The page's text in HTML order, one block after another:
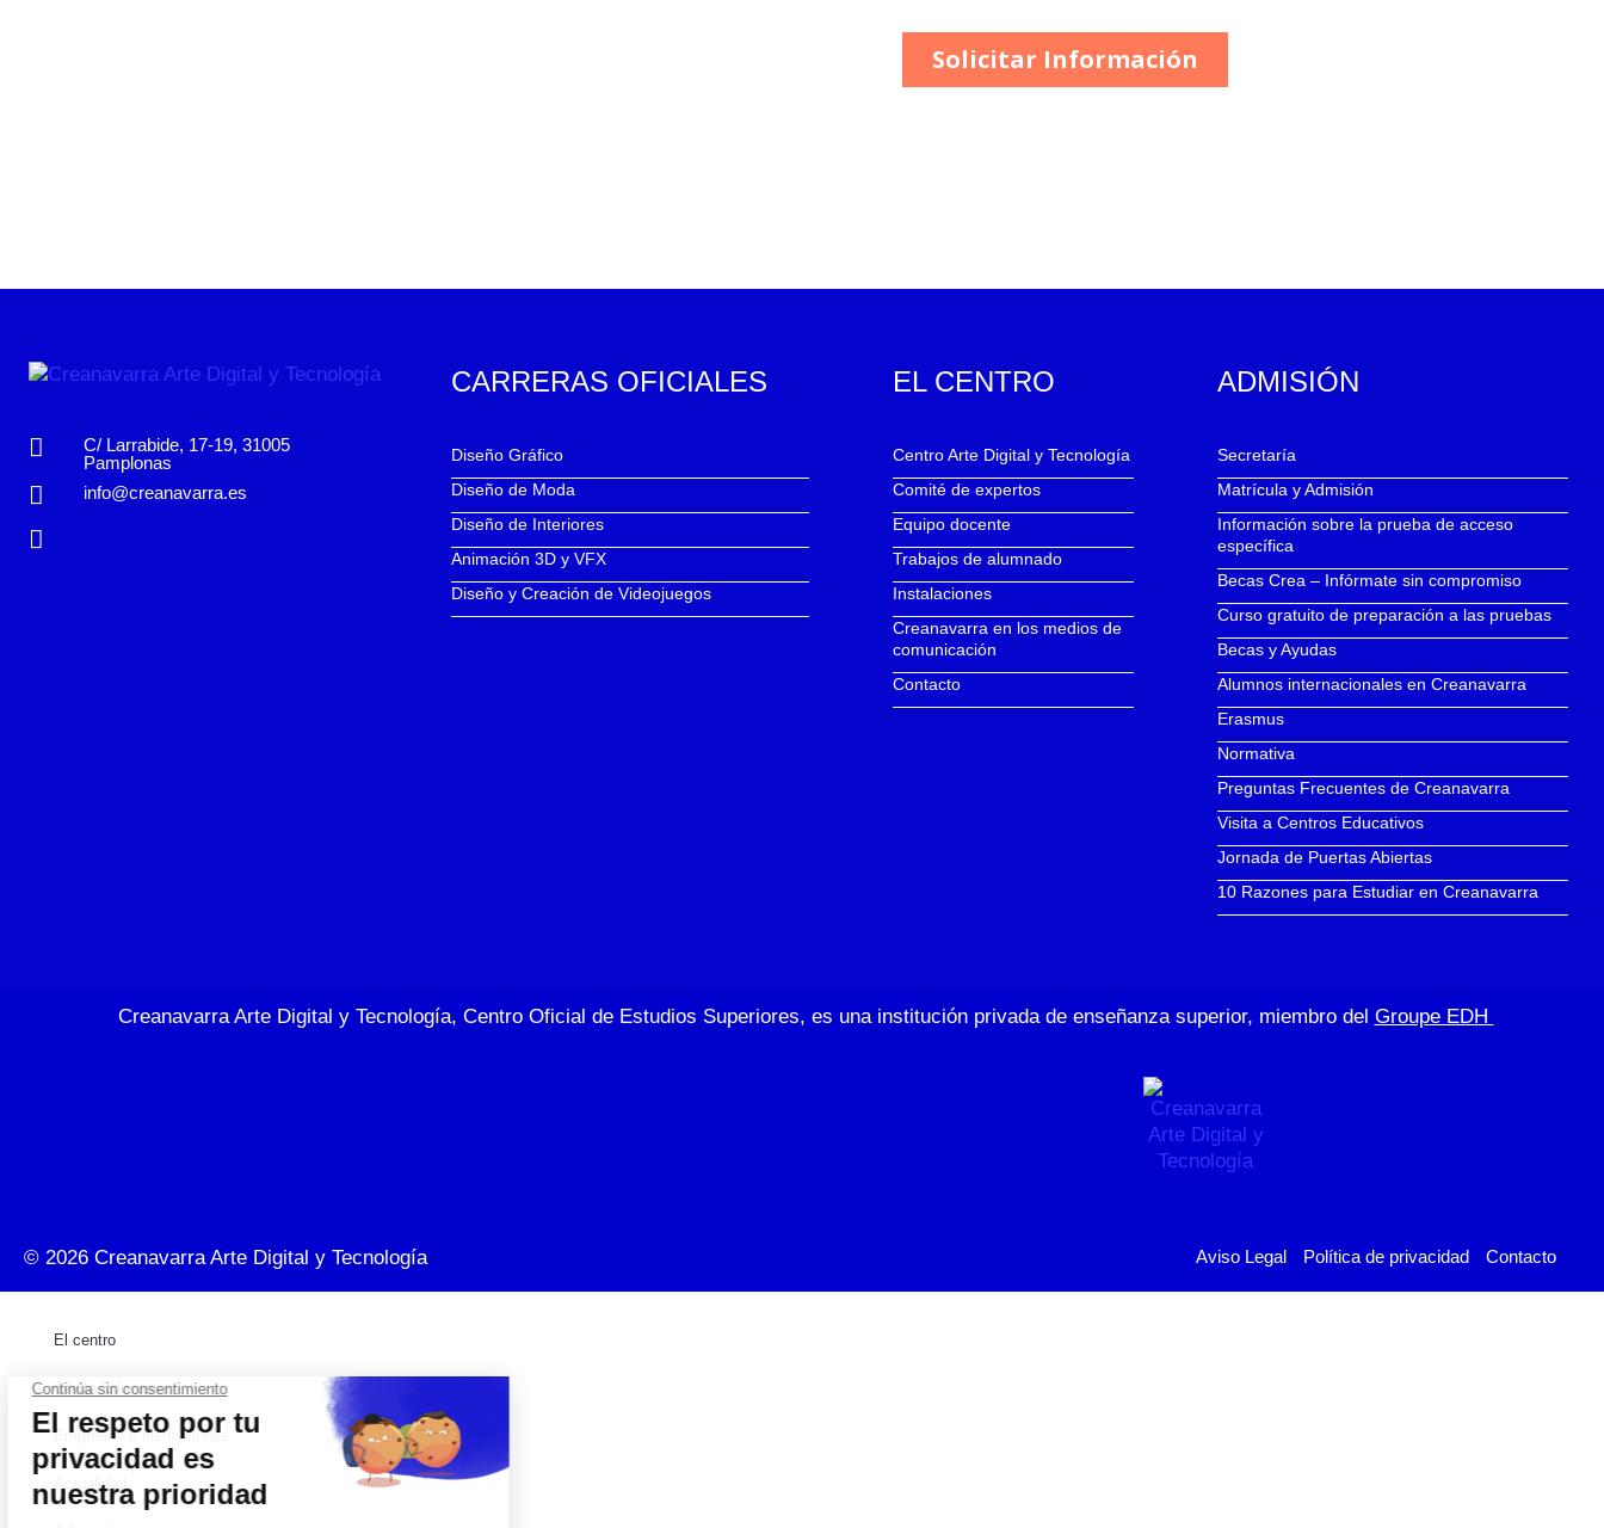
C/ Larrabide, 17-19, 31005
Pamplonas
info@creanavarra.es
CARRERAS OFICIALES
Diseño Gráfico
Diseño de Moda
Diseño de Interiores
Animación 3D y VFX
Diseño y Creación de Videojuegos
EL CENTRO
Centro Arte Digital y Tecnología
Comité de expertos
Equipo docente
Trabajos de alumnado
Instalaciones
Creanavarra en los medios de
comunicación
Contacto
ADMISIÓN
Secretaría
Matrícula y Admisión
Información sobre la prueba de acceso
específica
Becas Crea – Infórmate sin compromiso
Curso gratuito de preparación a las pruebas
Becas y Ayudas
Alumnos internacionales en Creanavarra
Erasmus
Normativa
Preguntas Frecuentes de Creanavarra
Visita a Centros Educativos
Jornada de Puertas Abiertas
10 Razones para Estudiar en Creanavarra
Creanavarra Arte Digital y Tecnología, Centro Oficial de Estudios Superiores, es una institución privada de enseñanza superior, miembro del Groupe EDH
© 2026 Creanavarra Arte Digital y Tecnología Aviso Legal Política de privacidad Contacto
El centro
Oferta Educativa
Empresas e instituciones
Actualidad